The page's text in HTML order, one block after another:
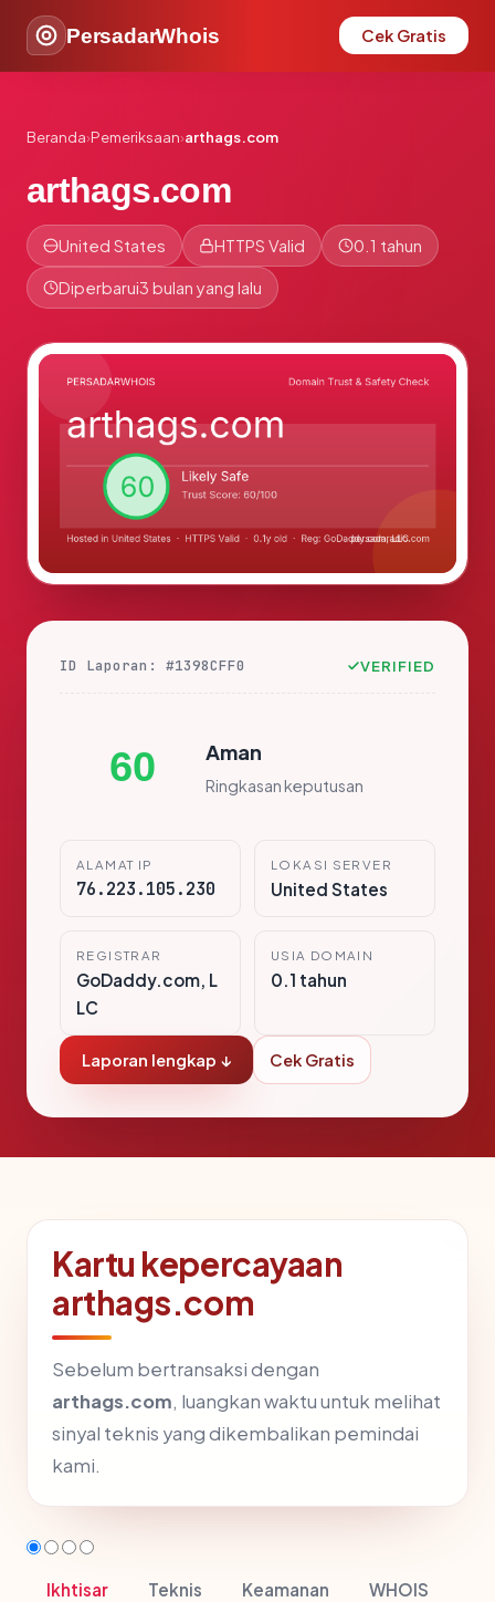
PersadarWhois Cek Gratis
Beranda›Pemeriksaan›arthags.com
arthags.com
United States HTTPS Valid 0.1 tahun
Diperbarui3 bulan yang lalu
ID Laporan: #1398CFF0 VERIFIED
60 Aman
Ringkasan keputusan
ALAMAT IP
76.223.105.230
LOKASI SERVER
United States
REGISTRAR
GoDaddy.com, L
LC
USIA DOMAIN
0.1 tahun
Laporan lengkap ↓ Cek Gratis
Kartu kepercayaan
arthags.com
Sebelum bertransaksi dengan
arthags.com, luangkan waktu untuk melihat
sinyal teknis yang dikembalikan pemindai
kami.
Ikhtisar Teknis Keamanan WHOIS